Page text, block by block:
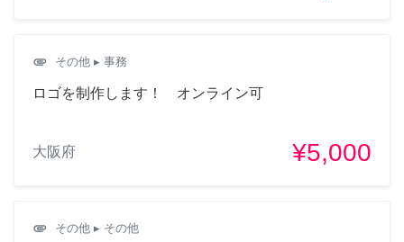
attachment その他 ▸ 事務
ロゴを制作します！ オンライン可
大阪府 ¥5,000
attachment その他 ▸ その他